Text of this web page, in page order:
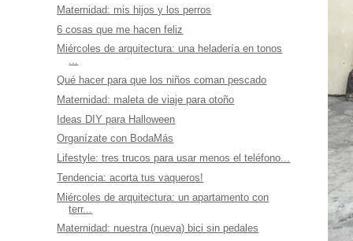
Maternidad: mis hijos y los perros
6 cosas que me hacen feliz
Miércoles de arquitectura: una heladería en tonos
...
Qué hacer para que los niños coman pescado
Maternidad: maleta de viaje para otoño
Ideas DIY para Halloween
Organízate con BodaMás
Lifestyle: tres trucos para usar menos el teléfono...
Tendencia: acorta tus vaqueros!
Miércoles de arquitectura: un apartamento con
terr...
Maternidad: nuestra (nueva) bici sin pedales